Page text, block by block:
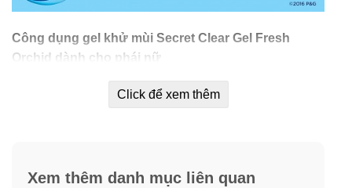
Công dụng gel khử mùi Secret Clear Gel Fresh
Orchid dành cho phái nữ
✓
Click để xem thêm
Xem thêm danh mục liên quan